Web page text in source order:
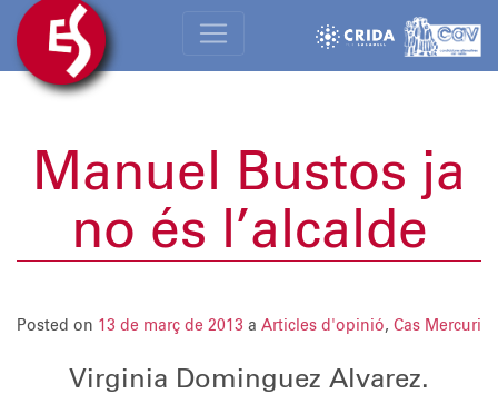
Manuel Bustos ja
no és l’alcalde
Posted on 13 de març de 2013 a Articles d'opinió, Cas Mercuri
Virginia Dominguez Alvarez.